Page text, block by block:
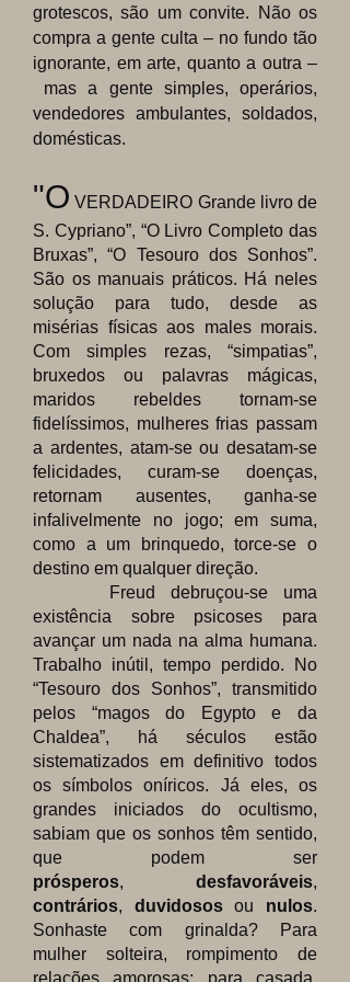
grotescos, são um convite. Não os
compra a gente culta – no fundo tão
ignorante, em arte, quanto a outra –
mas a gente simples, operários,
vendedores ambulantes, soldados,
domésticas.
"O VERDADEIRO Grande livro de
S. Cypriano”, “O Livro Completo das
Bruxas”, “O Tesouro dos Sonhos”.
São os manuais práticos. Há neles
solução para tudo, desde as
misérias físicas aos males morais.
Com simples rezas, “simpatias”,
bruxedos ou palavras mágicas,
maridos rebeldes tornam-se
fidelíssimos, mulheres frias passam
a ardentes, atam-se ou desatam-se
felicidades, curam-se doenças,
retornam ausentes, ganha-se
infalivelmente no jogo; em suma,
como a um brinquedo, torce-se o
destino em qualquer direção.
Freud debruçou-se uma
existência sobre psicoses para
avançar um nada na alma humana.
Trabalho inútil, tempo perdido. No
“Tesouro dos Sonhos”, transmitido
pelos “magos do Egypto e da
Chaldea”, há séculos estão
sistematizados em definitivo todos
os símbolos oníricos. Já eles, os
grandes iniciados do ocultismo,
sabiam que os sonhos têm sentido,
que podem ser
prósperos, desfavoráveis,
contrários, duvidososou nulos.
Sonhaste com grinalda? Para
mulher solteira, rompimento de
relações amorosas; para casada,